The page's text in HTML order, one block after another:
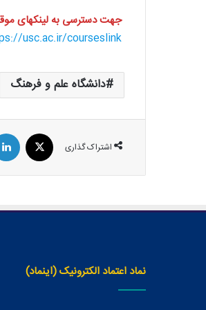
جهت دسترسی به لینکهای
usc.ac.ir/courseslink
دانشگاه علم و فرهنگ
اشتراک گذاری
نماد اعتماد الکترونیک (اینماد)